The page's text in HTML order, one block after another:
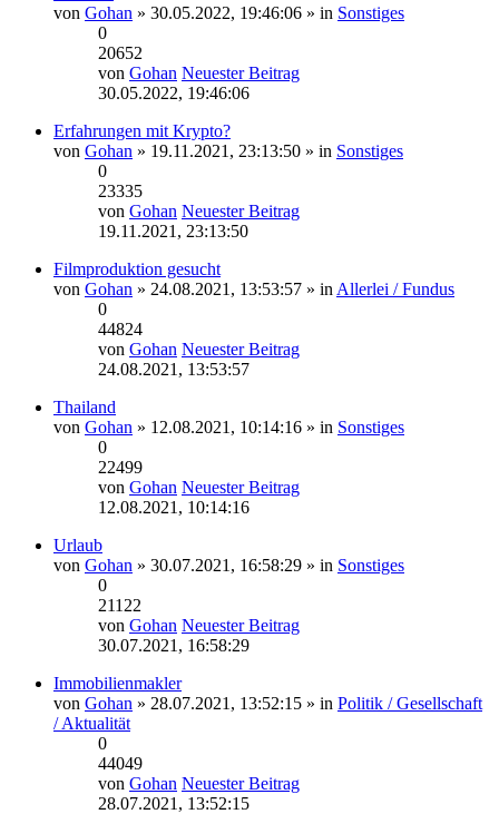
von Gohan » 30.05.2022, 19:46:06 » in Sonstiges
0
20652
von Gohan Neuester Beitrag
30.05.2022, 19:46:06
Erfahrungen mit Krypto?
von Gohan » 19.11.2021, 23:13:50 » in Sonstiges
0
23335
von Gohan Neuester Beitrag
19.11.2021, 23:13:50
Filmproduktion gesucht
von Gohan » 24.08.2021, 13:53:57 » in Allerlei / Fundus
0
44824
von Gohan Neuester Beitrag
24.08.2021, 13:53:57
Thailand
von Gohan » 12.08.2021, 10:14:16 » in Sonstiges
0
22499
von Gohan Neuester Beitrag
12.08.2021, 10:14:16
Urlaub
von Gohan » 30.07.2021, 16:58:29 » in Sonstiges
0
21122
von Gohan Neuester Beitrag
30.07.2021, 16:58:29
Immobilienmakler
von Gohan » 28.07.2021, 13:52:15 » in Politik / Gesellschaft
/ Aktualität
0
44049
von Gohan Neuester Beitrag
28.07.2021, 13:52:15